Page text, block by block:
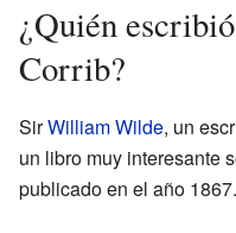
¿Quién
Corrib?
SirWilliam Wilde, un
un libro muy interesante
publicado en el año 1867.